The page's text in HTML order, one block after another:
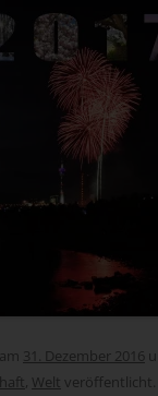
31. Dezember 2016
, Welt veröffentlicht.